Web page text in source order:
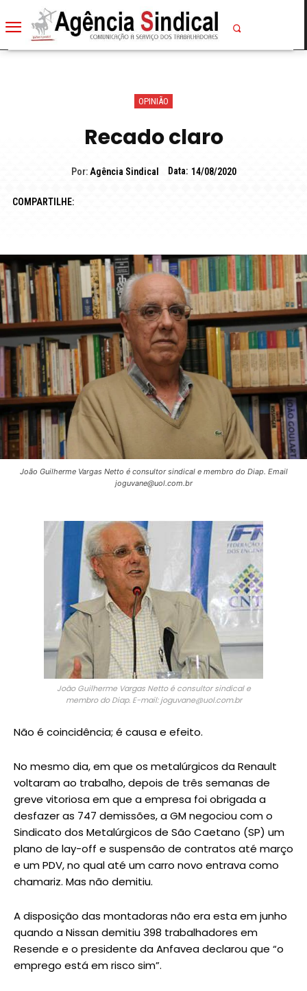
OPINIÃO
Recado claro
Por: Agência Sindical Data: 14/08/2020
COMPARTILHE:
João Guilherme Vargas Netto é consultor sindical e membro do Diap. Email
joguvane@uol.com.br
João Guilherme Vargas Netto é consultor sindical e
membro do Diap. E-mail: joguvane@uol.com.br
Não é coincidência; é causa e efeito.
No mesmo dia, em que os metalúrgicos da Renault
voltaram ao trabalho, depois de três semanas de
greve vitoriosa em que a empresa foi obrigada a
desfazer as 747 demissões, a GM negociou com o
Sindicato dos Metalúrgicos de São Caetano (SP) um
plano de lay-off e suspensão de contratos até março
e um PDV, no qual até um carro novo entrava como
chamariz. Mas não demitiu.
A disposição das montadoras não era esta em junho
quando a Nissan demitiu 398 trabalhadores em
Resende e o presidente da Anfavea declarou que “o
emprego está em risco sim”.